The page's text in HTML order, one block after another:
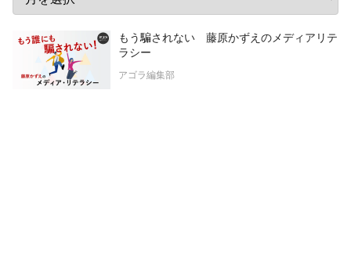
もう騙されない 藤原かずえのメディアリテ
ラシー
アゴラ編集部